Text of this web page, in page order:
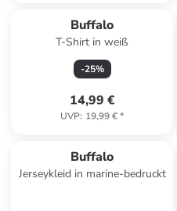
Buffalo
T-Shirt in weiß
-25%
14,99 €
UVP: 19,99 €*
Buffalo
Jerseykleid in marine-bedruckt